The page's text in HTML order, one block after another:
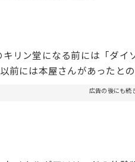
リン堂になる前には「ダイ
前には本屋さんがあったとの
広告の後にも続